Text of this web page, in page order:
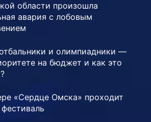
области произошла
авария с лобовым
и олимпиадники —
на бюджет и как это
«Сердце Омска» проходит